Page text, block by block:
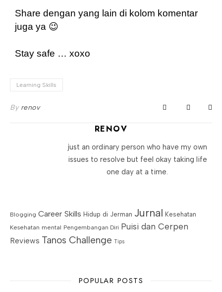
Share dengan yang lain di kolom komentar
juga ya 😉
Stay safe … xoxo
Learning Skills
By renov
RENOV
just an ordinary person who have my own
issues to resolve but feel okay taking life
one day at a time.
Blogging Career Skills Hidup di Jerman Jurnal Kesehatan
Kesehatan mental Pengembangan Diri Puisi dan Cerpen
Reviews Tanos Challenge Tips
POPULAR POSTS